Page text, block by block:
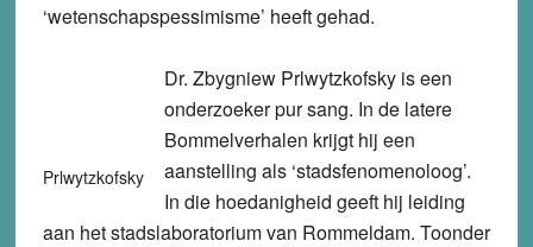
‘wetenschapspessimisme’ heeft gehad.
Prlwytzkofsky
Dr. Zbygniew Prlwytzkofsky is een
onderzoeker pur sang. In de latere
Bommelverhalen krijgt hij een
aanstelling als ‘stadsfenomenoloog’.
In die hoedanigheid geeft hij leiding
aan het stadslaboratorium van Rommeldam. Toonder